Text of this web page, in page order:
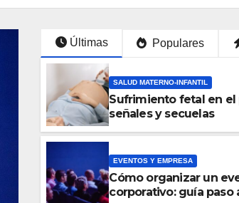
Últimas Populares
SALUD MATERNO-INFANTIL
Sufrimiento fetal en el
señales y secuelas
EVENTOS Y EMPRESA
Cómo organizar un
corporativo: guía paso